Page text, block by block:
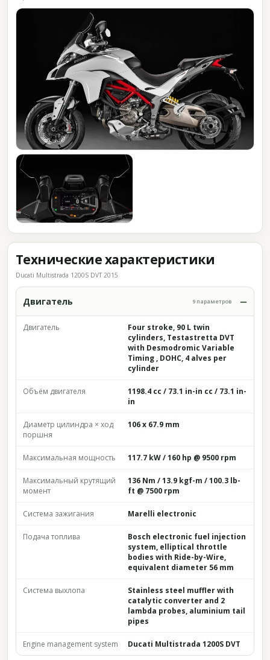
Технические характеристики
Ducati Multistrada 1200S DVT 2015
Двигатель 9 параметров
Двигатель
Four stroke, 90 L twin
cylinders, Testastretta DVT
with Desmodromic Variable
Timing , DOHC, 4 alves per
cylinder
Объём двигателя
1198.4 cc / 73.1 in-in cc / 73.1 in-
in
Диаметр цилиндра × ход
поршня
106 x 67.9 mm
Максимальная мощность 117.7 kW / 160 hp @ 9500 rpm
Максимальный крутящий
момент
136 Nm / 13.9 kgf-m / 100.3 lb-
ft @ 7500 rpm
Система зажигания Marelli electronic
Подача топлива
Bosch electronic fuel injection
system, elliptical throttle
bodies with Ride-by-Wire,
equivalent diameter 56 mm
Система выхлопа
Stainless steel muffler with
catalytic converter and 2
lambda probes, aluminium tail
pipes
Engine management system Ducati Multistrada 1200S DVT